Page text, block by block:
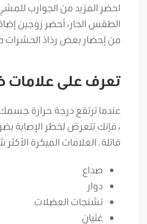
احضر المزيد من الجوارب
الطقس الحار، أحضر زوجين
من إحضار بعض رذاذ
تعرف على
عندما ترتفع درجة حرارة
، فإنك تتعرض لخطر الإصابة
قاتلة. العلامات المبكرة
صداع
دوار
تشنجات العضلات
غثيان